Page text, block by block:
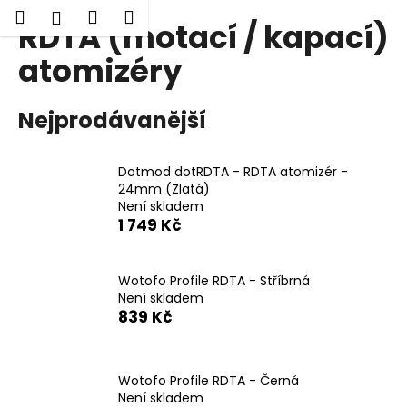
Přejít
obsah
HledatPřihlášení
Nákupní
košík
RDTA (motací / kapací)
atomizéry
Nejprodávanější
Dotmod dotRDTA - RDTA atomizér -
24mm (Zlatá)
Není skladem
1 749 Kč
Wotofo Profile RDTA - Stříbrná
Není skladem
839 Kč
Wotofo Profile RDTA - Černá
Není skladem
o Zpět
Zpět
o